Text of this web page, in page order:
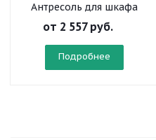
Антресоль для шкафа
узкого
от 2 557 руб.
Подробнее